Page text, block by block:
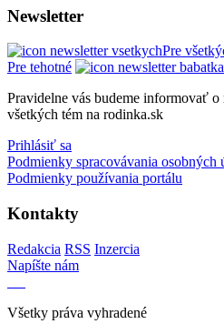
Newsletter
Pre
Pre tehotné
Pravidelne vás budeme informovať
všetkých tém na rodinka.sk
Prihlásiť sa
Podmienky spracovávania osobných
Podmienky používania portálu
Kontakty
Redakcia RSS Inzercia
Napíšte nám
Všetky práva vyhradené